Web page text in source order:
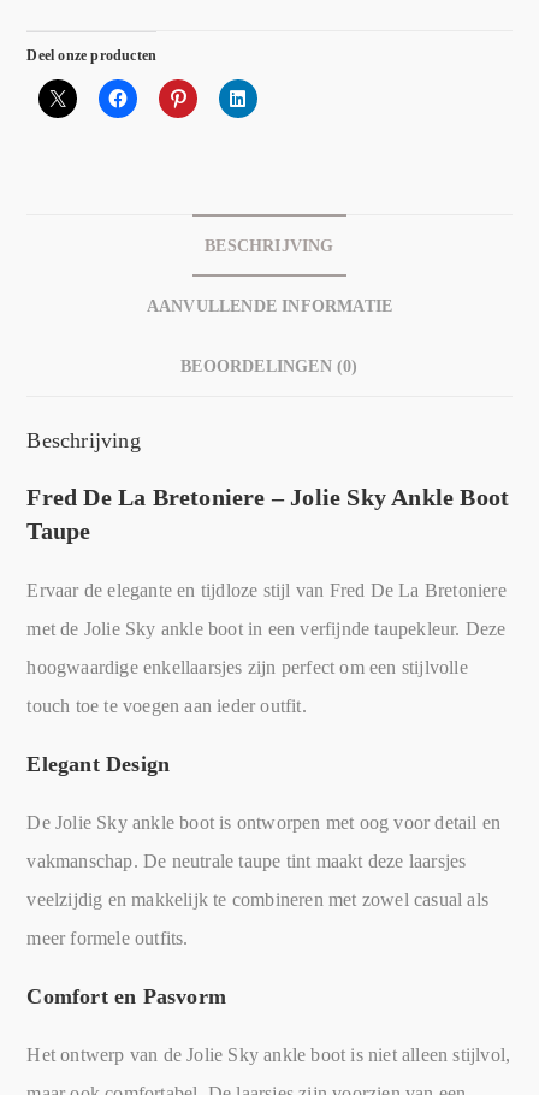
Deel onze producten
BESCHRIJVING
AANVULLENDE INFORMATIE
BEOORDELINGEN (0)
Beschrijving
Fred De La Bretoniere – Jolie Sky Ankle Boot
Taupe
Ervaar de elegante en tijdloze stijl van Fred De La Bretoniere
met de Jolie Sky ankle boot in een verfijnde taupekleur. Deze
hoogwaardige enkellaarsjes zijn perfect om een stijlvolle
touch toe te voegen aan ieder outfit.
Elegant Design
De Jolie Sky ankle boot is ontworpen met oog voor detail en
vakmanschap. De neutrale taupe tint maakt deze laarsjes
veelzijdig en makkelijk te combineren met zowel casual als
meer formele outfits.
Comfort en Pasvorm
Het ontwerp van de Jolie Sky ankle boot is niet alleen stijlvol,